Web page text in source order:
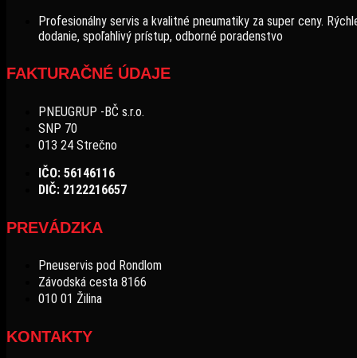
Profesionálny servis a kvalitné pneumatiky za super ceny.
dodanie, spoľahlivý prístup, odborné poradenstvo
FAKTURAČNÉ ÚDAJE
PNEUGRUP -BČ s.r.o.
SNP 70
013 24 Strečno
IČO: 56146116
DIČ: 2122216657
PREVÁDZKA
Pneuservis pod Rondlom
Závodská cesta 8166
010 01 Žilina
KONTAKTY